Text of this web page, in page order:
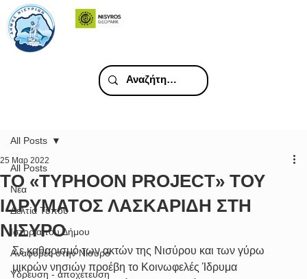
All Posts
Νέα
Δελτία Τύπου
Ιστορία του Δήμου
Αναφορές στην Νίσυρο
Υδρευση - αποχέτευση
All Posts
ΤΟ «TYPHOON PROJECT» ΤΟΥ
ΙΔΡΥΜΑΤΟΣ ΛΑΣΚΑΡΙΔΗ ΣΤΗ
ΝΙΣΥΡΟ
25 Μαρ 2022
Σε καθαρισμό των ακτών της Νισύρου και των γύρω
μικρών νησιών προέβη το Κοινωφελές Ίδρυμα